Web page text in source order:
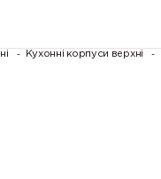
Кухонні корпуси верхні